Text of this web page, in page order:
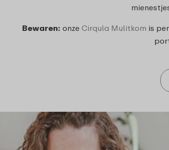
Bewaren: onze Cirqula Mulitkom is